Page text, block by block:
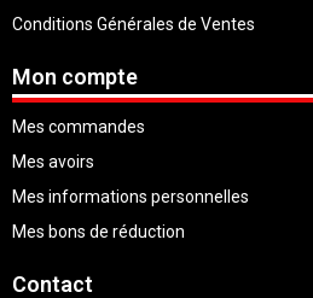
Conditions Générales de Ventes
Mon compte
Mes commandes
Mes avoirs
Mes informations personnelles
Mes bons de réduction
Contact